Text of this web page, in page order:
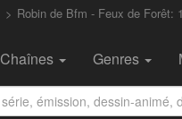
Robin de Bfm - Feux de Forêt:
Chaînes Genres